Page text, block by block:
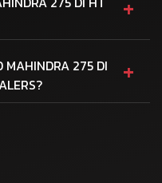
+
MAHINDRA 275 DI
+